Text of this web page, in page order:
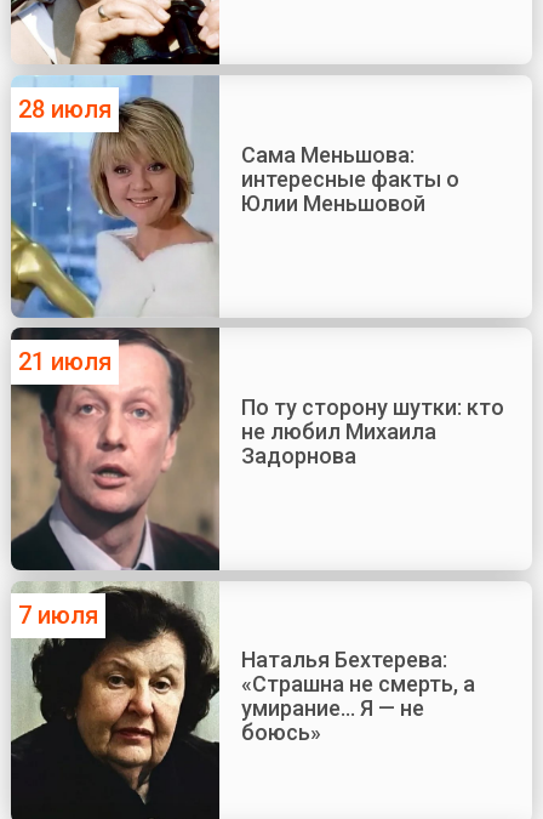
28 июля
Сама Меньшова:
интересные факты о
Юлии Меньшовой
21 июля
По ту сторону шутки: кто
не любил Михаила
Задорнова
7 июля
Наталья Бехтерева:
«Страшна не смерть, а
умирание... Я — не
боюсь»